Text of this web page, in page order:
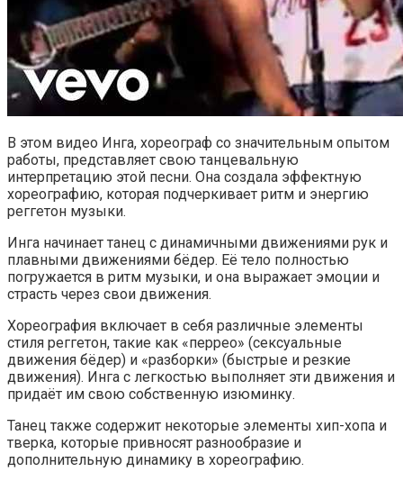
В этом видео Инга, хореограф со значительным опытом
работы, представляет свою танцевальную
интерпретацию этой песни. Она создала эффектную
хореографию, которая подчеркивает ритм и энергию
реггетон музыки.
Инга начинает танец с динамичными движениями рук и
плавными движениями бёдер. Её тело полностью
погружается в ритм музыки, и она выражает эмоции и
страсть через свои движения.
Хореография включает в себя различные элементы
стиля реггетон, такие как «перрео» (сексуальные
движения бёдер) и «разборки» (быстрые и резкие
движения). Инга с легкостью выполняет эти движения и
придаёт им свою собственную изюминку.
Танец также содержит некоторые элементы хип-хопа и
тверка, которые привносят разнообразие и
дополнительную динамику в хореографию.